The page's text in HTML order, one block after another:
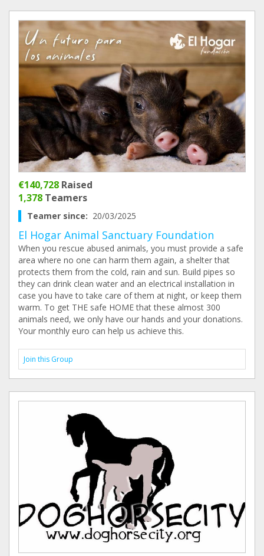
€140,728 Raised
1,378 Teamers
Teamer since: 20/03/2025
El Hogar Animal Sanctuary Foundation
When you rescue abused animals, you must provide a safe
area where no one can harm them again, a shelter that
protects them from the cold, rain and sun. Build pipes so
they can drink clean water and an electrical installation in
case you have to take care of them at night, or keep them
warm. To get THE safe HOME that these almost 300
animals need, we only have our hands and your donations.
Your monthly euro can help us achieve this.
Join this Group